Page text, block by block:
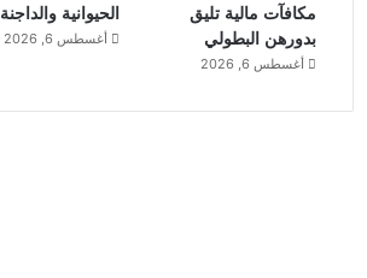
مكافآت مالية تليق
بدورهن البطولي
أغسطس 6, 2026
الحيوانية والداجنة
أغسطس 6, 2026